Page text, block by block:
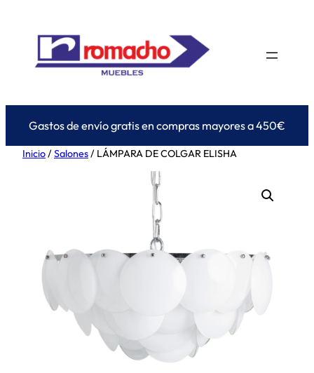
contenido
Gastos de envío gratis en compras mayores a 450€
Inicio/Salones/ LÁMPARA DE COLGAR ELISHA